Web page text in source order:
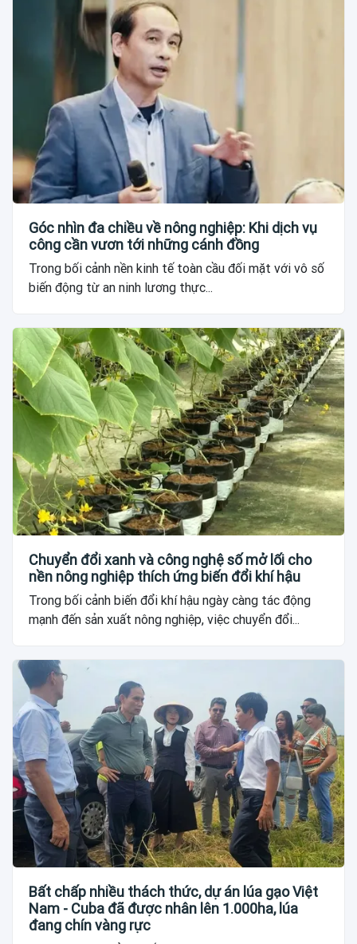
Góc nhìn đa chiều về nông nghiệp: Khi dịch vụ
công cần vươn tới những cánh đồng
Trong bối cảnh nền kinh tế toàn cầu đối mặt với vô số
biến động từ an ninh lương thực...
Chuyển đổi xanh và công nghệ số mở lối cho
nền nông nghiệp thích ứng biến đổi khí hậu
Trong bối cảnh biến đổi khí hậu ngày càng tác động
mạnh đến sản xuất nông nghiệp, việc chuyển đổi...
Bất chấp nhiều thách thức, dự án lúa gạo Việt
Nam - Cuba đã được nhân lên 1.000ha, lúa
đang chín vàng rực